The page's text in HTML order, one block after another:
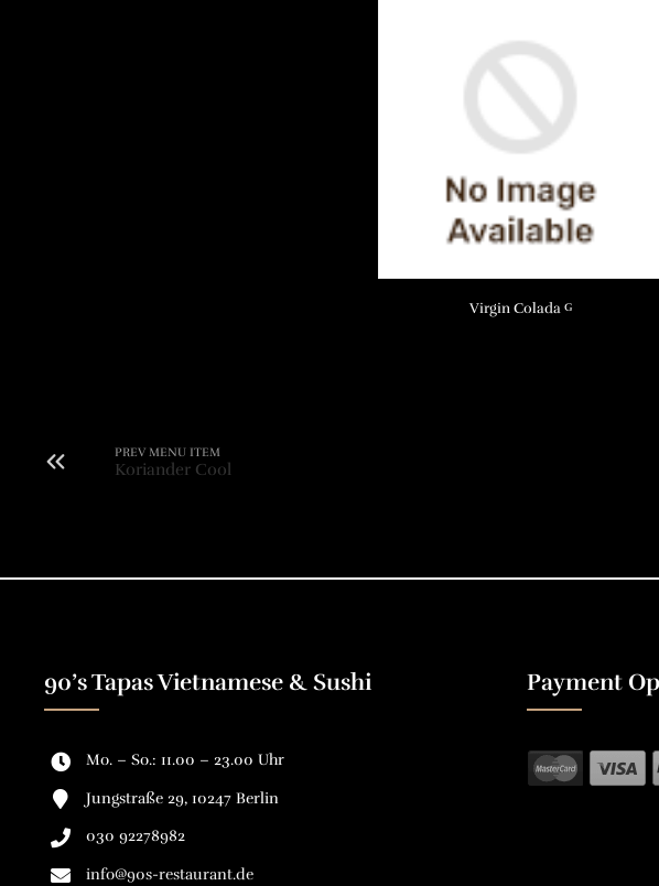
Virgin Colada G
PREV MENU ITEM
Koriander Cool
90’s Tapas Vietnamese & Sushi
Mo. – So.: 11.00 – 23.00 Uhr
Jungstraße 29, 10247 Berlin
030 92278982
info@90s-restaurant.de
Payment